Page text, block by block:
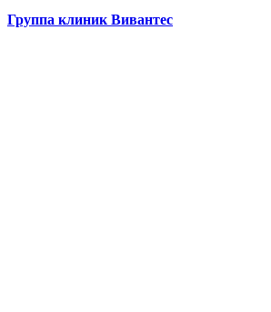
Группа клиник Вивантес